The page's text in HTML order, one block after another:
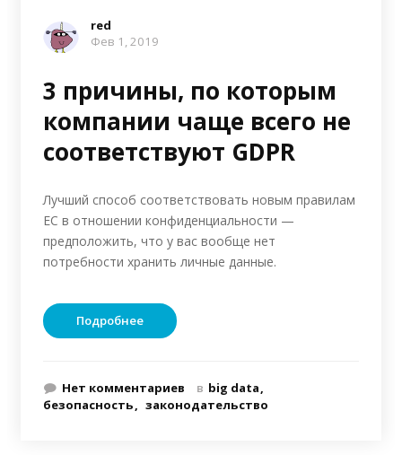
red
Фев 1, 2019
3 причины, по которым
компании чаще всего не
соответствуют GDPR
Лучший способ соответствовать новым правилам
ЕС в отношении конфиденциальности —
предположить, что у вас вообще нет
потребности хранить личные данные.
Подробнее
Нет комментариев в big data
безопасность
законодательство